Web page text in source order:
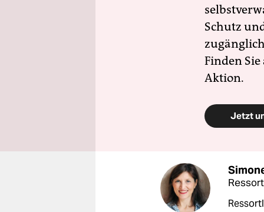
Schutz
Finden
Aktion.
Jetzt